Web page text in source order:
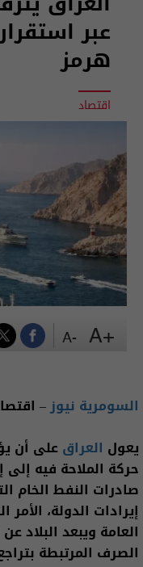
عبر
هرمز
اقتصاد
السومرية نيوز–
يعول العراقعلى أن
حركة الملاحة فيه
إيرادات الدولة،
العامة ويبعد البلاد
الصرف المرتبطة
+A
-A